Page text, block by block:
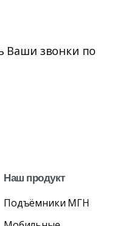
Ваши звонки по
Наш продукт
Подъёмники МГН